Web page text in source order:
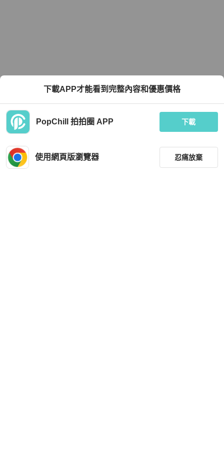
下載APP才能看到完整內容和優惠價格
PopChill 拍拍圈 APP 下載
使用網頁版瀏覽器 忍痛放棄